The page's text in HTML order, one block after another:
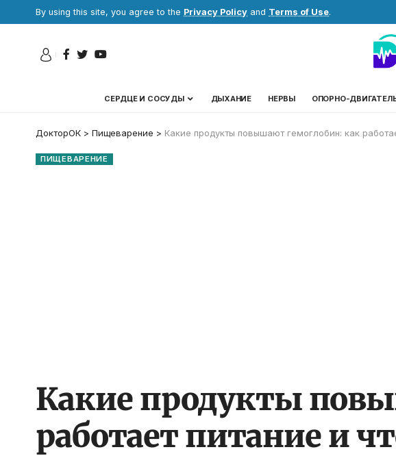
By using this site, you agree to the Privacy Policy and Terms of Use.
СЕРДЦЕ И СОСУДЫ ДЫХАНИЕ НЕРВЫ ОПОРНО-
ДокторОК > Пищеварение > Какие продукты повышают гемоглобин: как
ПИЩЕВАРЕНИЕ
Какие продукты
работает питание и